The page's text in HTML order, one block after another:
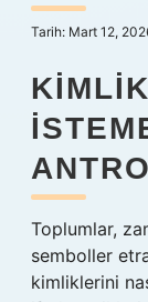
Hakkımızda
Tarih: Mart 12,
Toplumlar,
semboller
kimliklerini